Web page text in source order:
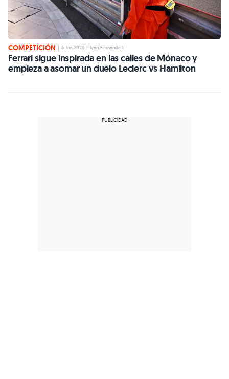
COMPETICIÓN 5 Jun 2026 Iván Fernández
Ferrari sigue inspirada en las calles de Mónaco y
empieza a asomar un duelo Leclerc vs Hamilton